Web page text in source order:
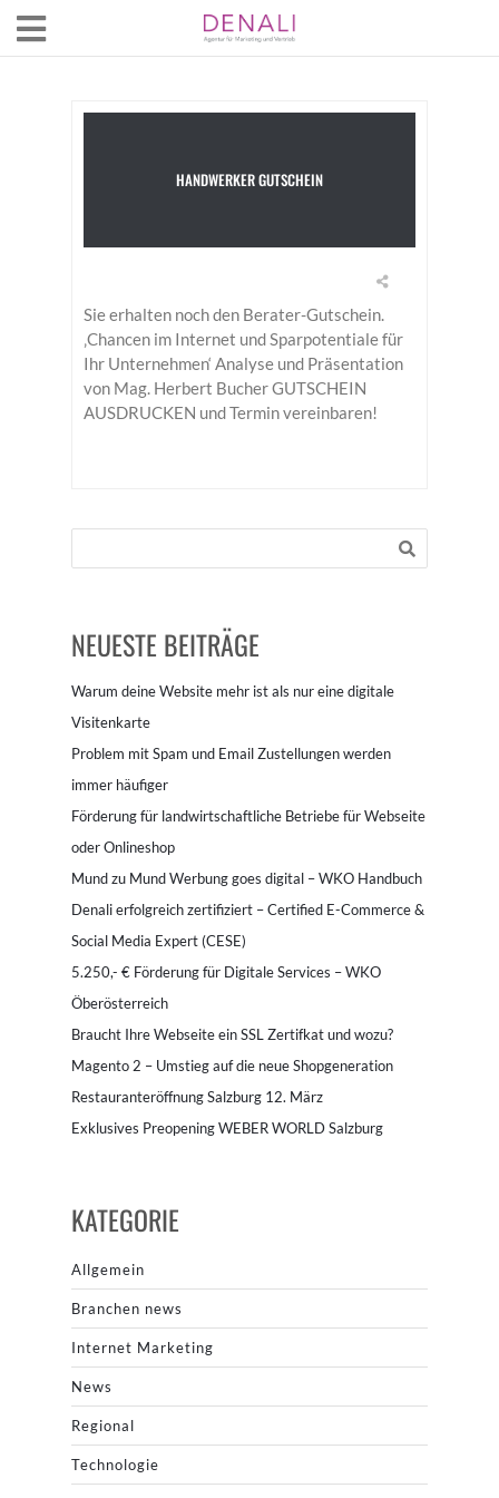
HANDWERKER GUTSCHEIN
Sie erhalten noch den Berater-Gutschein.
‚Chancen im Internet und Sparpotentiale für
Ihr Unternehmen‘ Analyse und Präsentation
von Mag. Herbert Bucher GUTSCHEIN
AUSDRUCKEN und Termin vereinbaren!
NEUESTE BEITRÄGE
Warum deine Website mehr ist als nur eine digitale
Visitenkarte
Problem mit Spam und Email Zustellungen werden
immer häufiger
Förderung für landwirtschaftliche Betriebe für Webseite
oder Onlineshop
Mund zu Mund Werbung goes digital – WKO Handbuch
Denali erfolgreich zertifiziert – Certified E-Commerce &
Social Media Expert (CESE)
5.250,- € Förderung für Digitale Services – WKO
Öberösterreich
Braucht Ihre Webseite ein SSL Zertifkat und wozu?
Magento 2 – Umstieg auf die neue Shopgeneration
Restauranteröffnung Salzburg 12. März
Exklusives Preopening WEBER WORLD Salzburg
KATEGORIE
Allgemein
Branchen news
Internet Marketing
News
Regional
Technologie